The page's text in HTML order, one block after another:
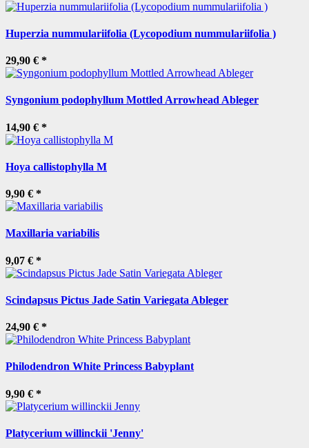
Huperzia nummulariifolia (Lycopodium nummulariifolia )
29,90 € *
Syngonium podophyllum Mottled Arrowhead Ableger
14,90 € *
Hoya callistophylla M
9,90 € *
Maxillaria variabilis
9,07 € *
Scindapsus Pictus Jade Satin Variegata Ableger
24,90 € *
Philodendron White Princess Babyplant
9,90 € *
Platycerium willinckii 'Jenny'